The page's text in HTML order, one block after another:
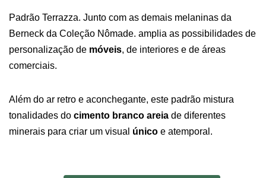
Padrão Terrazza. Junto com as demais melaninas da
Berneck da Coleção Nômade. amplia as possibilidades de
personalização de móveis, de interiores e de áreas
comerciais.
Além do ar retro e aconchegante, este padrão mistura
tonalidades do cimento branco areia de diferentes
minerais para criar um visual único e atemporal.